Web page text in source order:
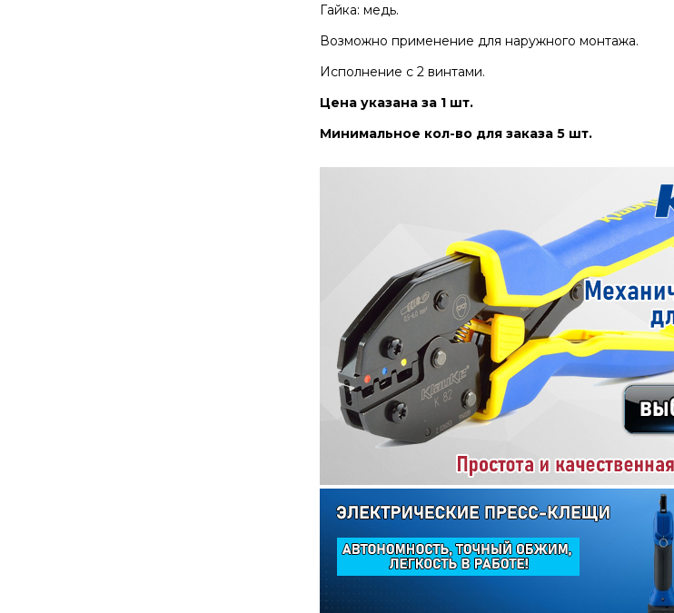
Гайка: медь.
Возможно применение для наружного монтажа.
Исполнение с 2 винтами.
Цена указана за 1 шт.
Минимальное кол-во для заказа 5 шт.